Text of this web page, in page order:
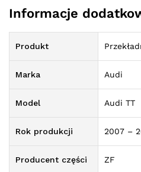
Informacje
Produkt
Marka Audi
Model Audi TT
Rok produkcji 2007 –
Producent części ZF